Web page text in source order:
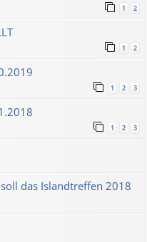
1 2
1 2
1 2 3
1 2 3
das Islandtreffen 2018